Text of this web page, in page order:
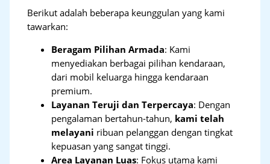
Berikut adalah beberapa keunggulan yang kami
tawarkan:
Beragam Pilihan Armada: Kami
menyediakan berbagai pilihan kendaraan,
dari mobil keluarga hingga kendaraan
premium.
Layanan Teruji dan Terpercaya: Dengan
pengalaman bertahun-tahun, kami telah
melayani ribuan pelanggan dengan tingkat
kepuasan yang sangat tinggi.
Area Layanan Luas: Fokus utama kami